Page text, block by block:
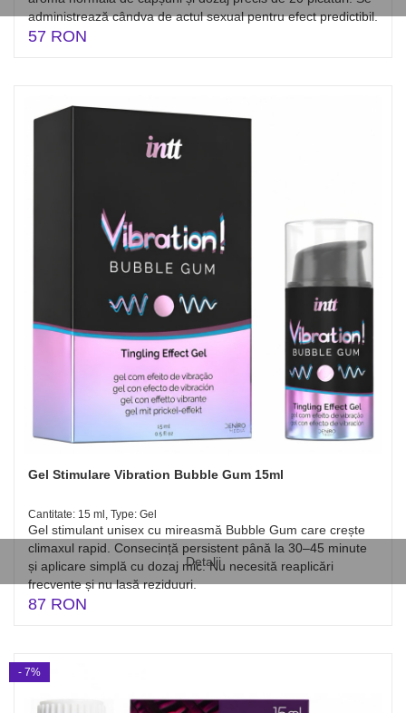
administrează cândva de actul sexual pentru efect predictibil.
57 RON
Detalii
Gel Stimulare Vibration Bubble Gum 15ml
Cantitate: 15 ml, Type: Gel
Gel stimulant unisex cu mireasmă Bubble Gum care crește
climaxul rapid. Consecință persistent până la 30–45 minute
și aplicare simplă cu dozaj mic. Nu necesită reaplicări
frecvente și nu lasă reziduuri.
87 RON
- 7%